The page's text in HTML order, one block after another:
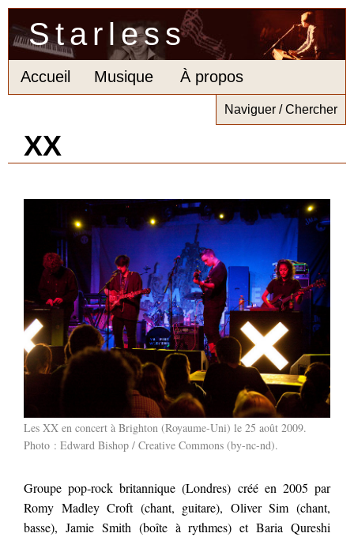
Starless
Accueil Musique À propos
Naviguer / Chercher
XX
Les XX en concert à Brighton (Royaume-Uni) le 25 août 2009.
Photo : Edward Bishop / Creative Commons (by-nc-nd).
Groupe pop-rock britannique (Londres) créé en 2005 par
Romy Madley Croft (chant, guitare), Oliver Sim (chant,
basse), Jamie Smith (boîte à rythmes) et Baria Qureshi